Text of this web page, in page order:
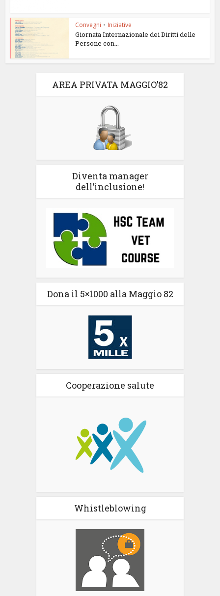
Convegni • Iniziative
Giornata Internazionale dei Diritti delle
Persone con...
AREA PRIVATA MAGGIO’82
Diventa manager
dell’inclusione!
Dona il 5×1000 alla Maggio 82
Cooperazione salute
Whistleblowing